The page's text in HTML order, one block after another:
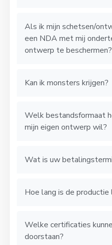
Als ik mijn schetsen/
een NDA met mij
ontwerp te beschermen?
Kan ik monsters krijgen?
Welk bestandsformaat
mijn eigen ontwerp wil?
Wat is uw
Hoe lang is de
Welke certificaties
doorstaan?